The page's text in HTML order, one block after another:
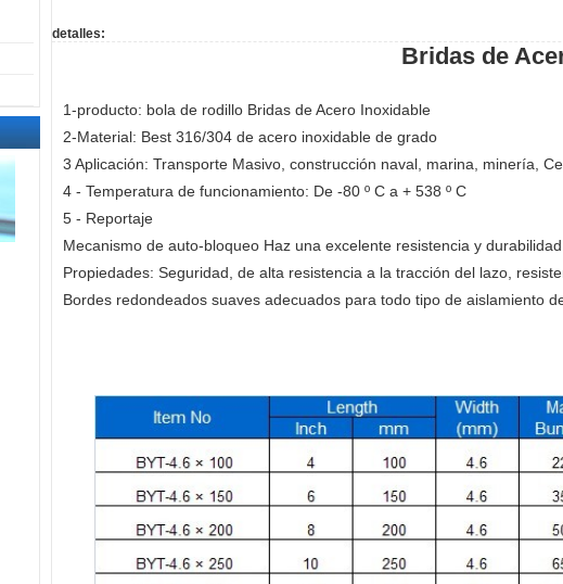
detalles:
Bridas de Acero
1-producto: bola de rodillo Bridas de Acero Inoxidable
2-Material: Best 316/304 de acero inoxidable de grado
3 Aplicación: Transporte Masivo , construcción naval, marina minería ,
4 - Temperatura de funcionamiento: De -80 º C a + 538 º C
5 - Reportaje
Mecanismo de auto-bloqueo Haz una excelente resistencia y durabilidad
Propiedades: Seguridad , de alta resistencia a la tracción del lazo ,
Bordes redondeados suaves adecuados para todo tipo de aislamiento